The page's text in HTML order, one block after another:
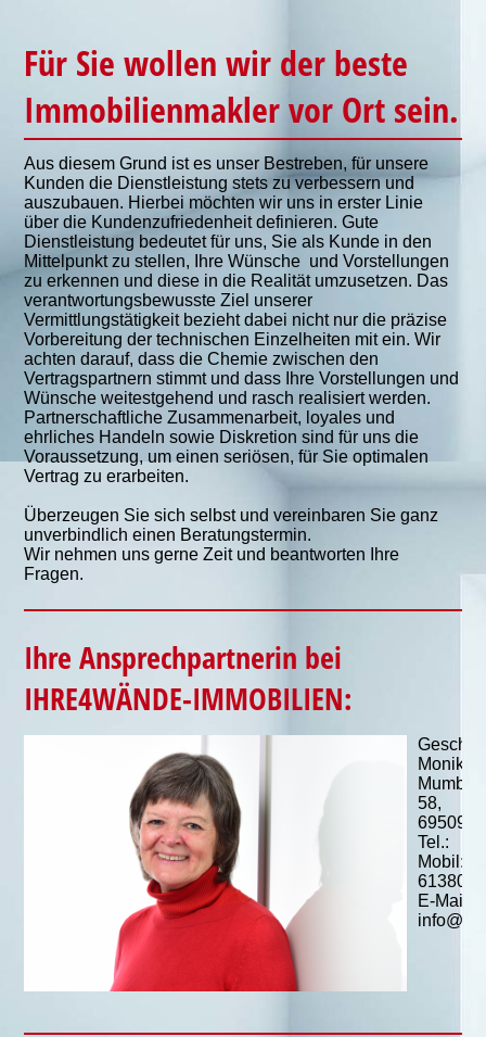
Für Sie wollen wir der beste
Immobilienmakler vor Ort sein.
Aus diesem Grund ist es unser Bestreben, für unsere
Kunden die Dienstleistung stets zu verbessern und
auszubauen. Hierbei möchten wir uns in erster Linie
über die Kundenzufriedenheit definieren. Gute
Dienstleistung bedeutet für uns, Sie als Kunde in den
Mittelpunkt zu stellen, Ihre Wünsche und Vorstellungen
zu erkennen und diese in die Realität umzusetzen. Das
verantwortungsbewusste Ziel unserer
Vermittlungstätigkeit bezieht dabei nicht nur die präzise
Vorbereitung der technischen Einzelheiten mit ein. Wir
achten darauf, dass die Chemie zwischen den
Vertragspartnern stimmt und dass Ihre Vorstellungen und
Wünsche weitestgehend und rasch realisiert werden.
Partnerschaftliche Zusammenarbeit, loyales und
ehrliches Handeln sowie Diskretion sind für uns die
Voraussetzung, um einen seriösen, für Sie optimalen
Vertrag zu erarbeiten.
Überzeugen Sie sich selbst und vereinbaren Sie ganz
unverbindlich einen Beratungstermin.
Wir nehmen uns gerne Zeit und beantworten Ihre
Fragen.
Ihre Ansprechpartnerin bei
IHRE4WÄNDE-IMMOBILIEN:
Monika
58,
69509
Tel.:
Mobil:
E-Mail: